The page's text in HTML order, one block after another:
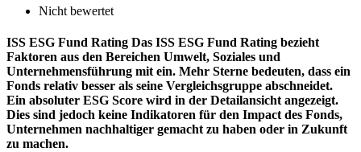
Nicht bewertet
ISS ESG Fund Rating Das ISS ESG Fund Rating bezieht
Faktoren aus den Bereichen Umwelt, Soziales und
Unternehmensführung mit ein. Mehr Sterne bedeuten, dass ein
Fonds relativ besser als seine Vergleichsgruppe abschneidet.
Ein absoluter ESG Score wird in der Detailansicht angezeigt.
Dies sind jedoch keine Indikatoren für den Impact des Fonds,
Unternehmen nachhaltiger gemacht zu haben oder in Zukunft
zu machen.